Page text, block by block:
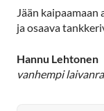
Jään
ja osaava
Hannu Lehtonen
vanhempi